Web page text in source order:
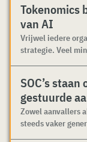
Tokenomics
van AI
Vrijwel iedere
strategie. Veel
SOC’s
gestuurde
Zowel aanvallers
steeds vaker